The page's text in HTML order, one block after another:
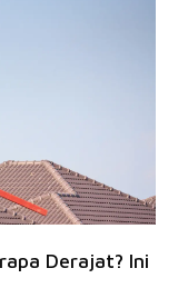
Derajat? Ini